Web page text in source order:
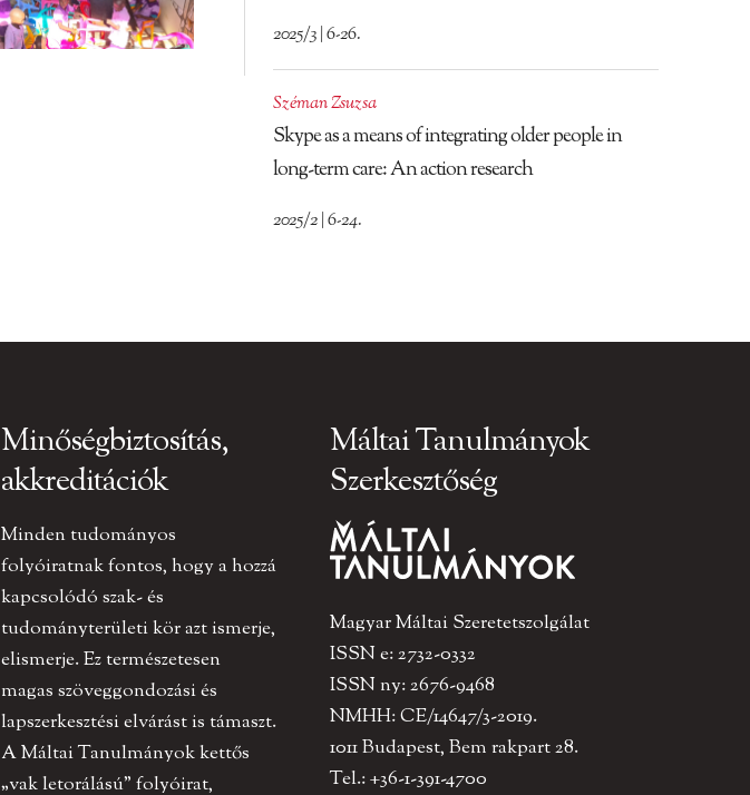
2025/3 | 6-26.
Széman Zsuzsa
Skype as a means of integrating older people in
long-term care: An action research
2025/2 | 6-24.
Minőségbiztosítás,
akkreditációk
Minden tudományos
folyóiratnak fontos, hogy a hozzá
kapcsolódó szak- és
tudományterületi kör azt ismerje,
elismerje. Ez természetesen
magas szöveggondozási és
lapszerkesztési elvárást is támaszt.
A Máltai Tanulmányok kettős
„vak letorálású” folyóirat,
Máltai Tanulmányok
Szerkesztőség
Magyar Máltai Szeretetszolgálat
ISSN e: 2732-0332
ISSN ny: 2676-9468
NMHH: CE/14647/3-2019.
1011 Budapest, Bem rakpart 28.
Tel.: +36-1-391-4700